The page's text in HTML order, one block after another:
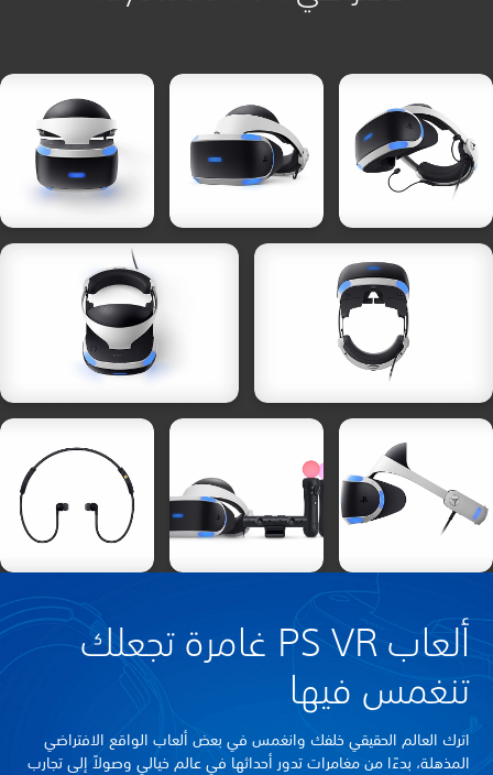
ألعاب PS VR غامرة تجعلك
تنغمس فيها
اترك العالم الحقيقي خلفك وانغمس في بعض ألعاب الواقع الافتراضي
المذهلة، بدءًا من مغامرات تدور أحداثها في عالم خيالي وصولاً إلى تجارب